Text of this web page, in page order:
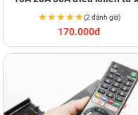
BA1470
★★★★★
★★★★★(2 đánh giá)
170.000đ